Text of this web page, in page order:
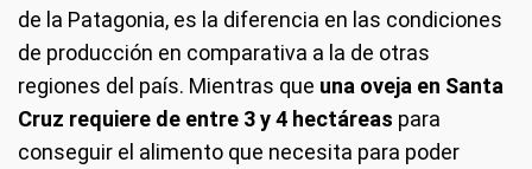
de la Patagonia, es la diferencia en las condiciones
de producción en comparativa a la de otras
regiones del país. Mientras que una oveja en Santa
Cruz requiere de entre 3 y 4 hectáreas para
conseguir el alimento que necesita para poder